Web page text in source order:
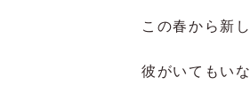
この春から新
彼がいてもい